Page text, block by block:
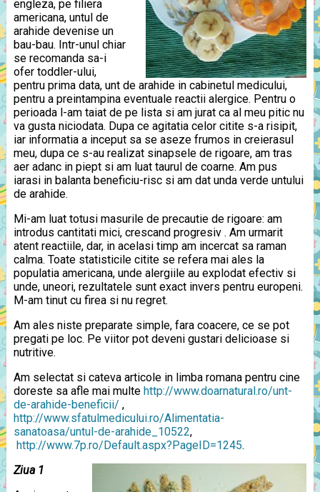
engleza, pe filiera
americana, untul de
arahide devenise un
bau-bau. Intr-unul chiar
se recomanda sa-i
ofer toddler-ului,
pentru prima data, unt de arahide in cabinetul medicului,
pentru a preintampina eventuale reactii alergice. Pentru o
perioada l-am taiat de pe lista si am jurat ca al meu pitic nu
va gusta niciodata. Dupa ce agitatia celor citite s-a risipit,
iar informatia a inceput sa se aseze frumos in creierasul
meu, dupa ce s-au realizat sinapsele de rigoare, am tras
aer adanc in piept si am luat taurul de coarne. Am pus
iarasi in balanta beneficiu-risc si am dat unda verde untului
de arahide.
Mi-am luat totusi masurile de precautie de rigoare: am
introdus cantitati mici, crescand progresiv . Am urmarit
atent reactiile, dar, in acelasi timp am incercat sa raman
calma. Toate statisticile citite se refera mai ales la
populatia americana, unde alergiile au explodat efectiv si
unde, uneori, rezultatele sunt exact invers pentru europeni.
M-am tinut cu firea si nu regret.
Am ales niste preparate simple, fara coacere, ce se pot
pregati pe loc. Pe viitor pot deveni gustari delicioase si
nutritive.
Am selectat si cateva articole in limba romana pentru cine
doreste sa afle mai multe http://www.doarnatural.ro/unt-
de-arahide-beneficii/ ,
http://www.sfatulmedicului.ro/Alimentatia-
sanatoasa/untul-de-arahide_10522,
http://www.7p.ro/Default.aspx?PageID=1245.
Ziua 1